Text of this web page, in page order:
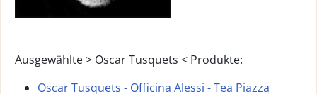
Ausgewählte > Oscar Tusquets < Produkte:
Oscar Tusquets - Officina Alessi - Tea Piazza